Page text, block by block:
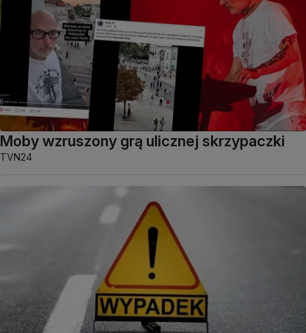
Moby wzruszony grą ulicznej skrzypaczki
TVN24